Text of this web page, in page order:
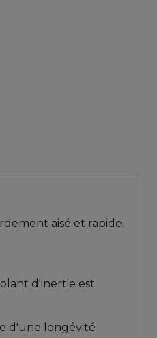
aisé et rapide.
d'inertie est
d'une longévité